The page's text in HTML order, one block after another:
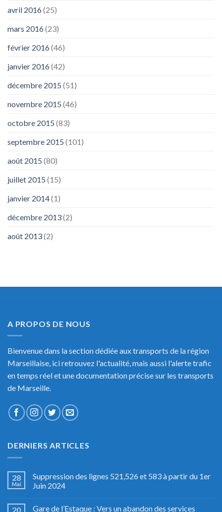
avril 2016(25)
mars 2016(23)
février 2016(46)
janvier 2016(42)
décembre 2015 (51)
novembre 2015 (46)
octobre 2015 (83)
septembre 2015 (101)
août 2015 (80)
juillet 2015 (15)
janvier 2014(1)
décembre 2013(2)
août 2013(2)
A PROPOS DE NOUS
Bienvenue dans la section dédiée aux transports de la région
Marseillaise, ici retrouvez l'actualité, mais aussi l'alerte trafic
en temps réel et une documentation précise sur les transports
de Marseille.
DERNIERS ARTICLES
28
Mai
Suppression des lignes 521,526 et 583 à partir du 1er
Juin 2024
20 Gare de l’Estaque : Vers un abandon des services